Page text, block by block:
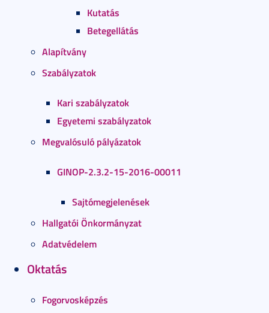
Kutatás
Betegellátás
Alapítvány
Szabályzatok
Kari szabályzatok
Egyetemi szabályzatok
Megvalósuló pályázatok
GINOP-2.3.2-15-2016-00011
Sajtómegjelenések
Hallgatói Önkormányzat
Adatvédelem
Oktatás
Fogorvosképzés